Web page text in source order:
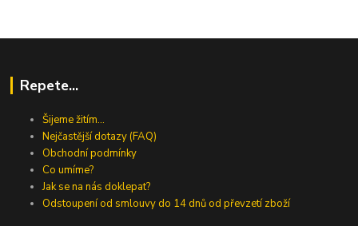
Repete...
Šijeme žitím...
Nejčastější dotazy (FAQ)
Obchodní podmínky
Co umíme?
Jak se na nás doklepat?
Odstoupení od smlouvy do 14 dnů od převzetí zboží